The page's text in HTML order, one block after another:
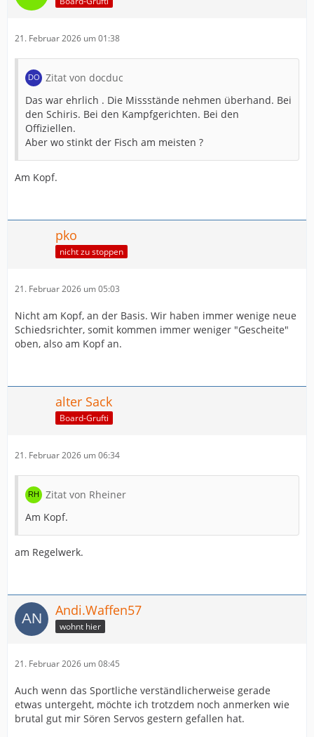
21. Februar 2026 um 01:38
Zitat von docduc
Das war ehrlich . Die Missstände nehmen überhand. Bei
den Schiris. Bei den Kampfgerichten. Bei den
Offiziellen.
Aber wo stinkt der Fisch am meisten ?
Am Kopf.
pko
nicht zu stoppen
21. Februar 2026 um 05:03
Nicht am Kopf, an der Basis. Wir haben immer wenige neue
Schiedsrichter, somit kommen immer weniger "Gescheite"
oben, also am Kopf an.
alter Sack
Board-Grufti
21. Februar 2026 um 06:34
Zitat von Rheiner
Am Kopf.
am Regelwerk.
Andi.Waffen57
wohnt hier
21. Februar 2026 um 08:45
Auch wenn das Sportliche verständlicherweise gerade
etwas untergeht, möchte ich trotzdem noch anmerken wie
brutal gut mir Sören Servos gestern gefallen hat.